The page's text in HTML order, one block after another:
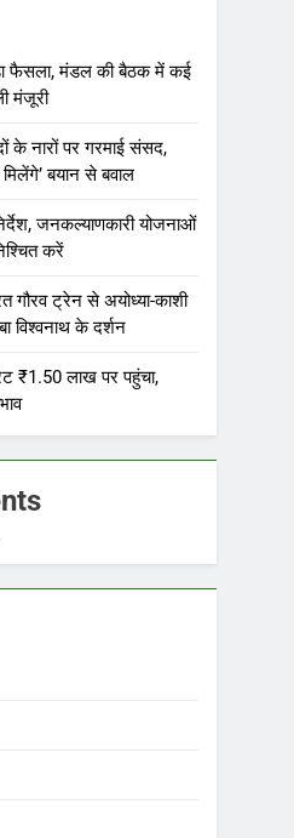
फैसला, मंडल की बैठक में कई
मंजूरी
के नारों पर गरमाई संसद,
बयान से बवाल
जनकल्याणकारी योजनाओं
करें
गौरव ट्रेन से अयोध्या-काशी
विश्वनाथ के दर्शन
₹1.50 लाख पर पहुंचा,